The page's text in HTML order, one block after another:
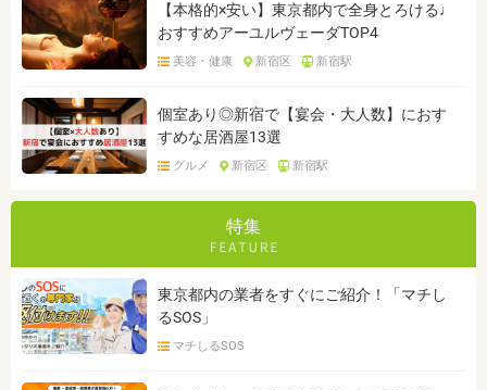
【本格的×安い】東京都内で全身とろける♩
おすすめアーユルヴェーダTOP4
美容・健康 新宿区 新宿駅
個室あり◎新宿で【宴会・大人数】におす
すめな居酒屋13選
グルメ 新宿区 新宿駅
特集
東京都内の業者をすぐにご紹介！「マチし
るSOS」
マチしるSOS